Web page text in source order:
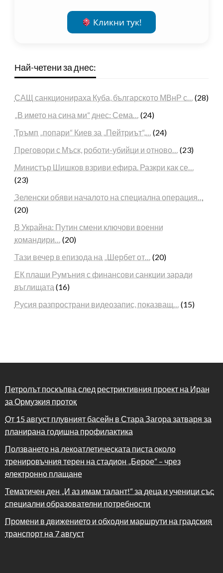
Кликни тук!
Най-четени за днес:
САЩ санкционираха Куба, българското МВнР с… (28)
„В името на сина ми“ днес: Сема… (24)
Тръмп „попари“ Киев за „Пейтриът“,… (24)
Преговори с Мъск, роботи-убийци и отново… (23)
Министър Шишков взриви ефира. Разкри как се…
(23)
Зеленски обяви началото на специална операция…
(20)
В Украйна: Путин смени ключови военни
командири… (20)
Тази вечер в епизода на „Шербет от… (20)
ЕК плаши Румъния с финансови санкции заради
въглищата (16)
Русия разпространи видеозапис, показващ… (15)
Петролът поскъпва след рестриктивния проект на Иран
за Ормузкия проток
От 15 август плувният басейн в Стара Загора затваря за
планирана годишна профилактика
Ползването на лекоатлетическата писта около
тренировъчния терен на стадион „Берое“ – чрез
електронно плащане
Тематичен ден „И аз имам талант!“ за деца и ученици със
специални образователни потребности
Промени в движението и обходни маршрути на градския
транспорт на 7 август